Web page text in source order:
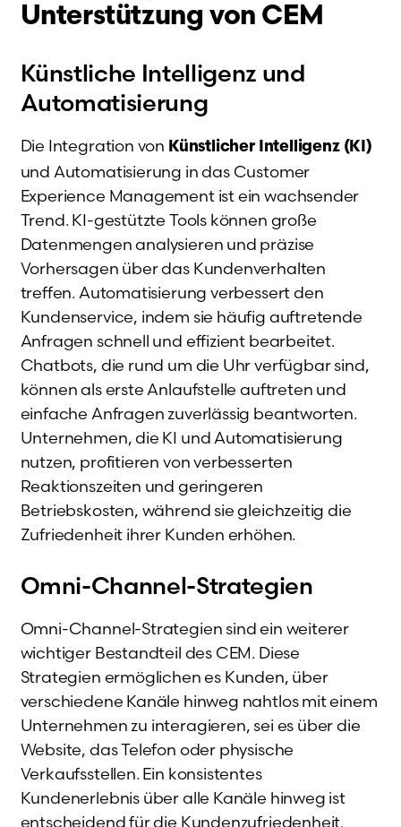
Unterstützung von CEM
Künstliche Intelligenz und
Automatisierung
Die Integration von Künstlicher Intelligenz (KI)
und Automatisierung in das Customer
Experience Management ist ein wachsender
Trend. KI-gestützte Tools können große
Datenmengen analysieren und präzise
Vorhersagen über das Kundenverhalten
treffen. Automatisierung verbessert den
Kundenservice, indem sie häufig auftretende
Anfragen schnell und effizient bearbeitet.
Chatbots, die rund um die Uhr verfügbar sind,
können als erste Anlaufstelle auftreten und
einfache Anfragen zuverlässig beantworten.
Unternehmen, die KI und Automatisierung
nutzen, profitieren von verbesserten
Reaktionszeiten und geringeren
Betriebskosten, während sie gleichzeitig die
Zufriedenheit ihrer Kunden erhöhen.
Omni-Channel-Strategien
Omni-Channel-Strategien sind ein weiterer
wichtiger Bestandteil des CEM. Diese
Strategien ermöglichen es Kunden, über
verschiedene Kanäle hinweg nahtlos mit einem
Unternehmen zu interagieren, sei es über die
Website, das Telefon oder physische
Verkaufsstellen. Ein konsistentes
Kundenerlebnis über alle Kanäle hinweg ist
entscheidend für die Kundenzufriedenheit.